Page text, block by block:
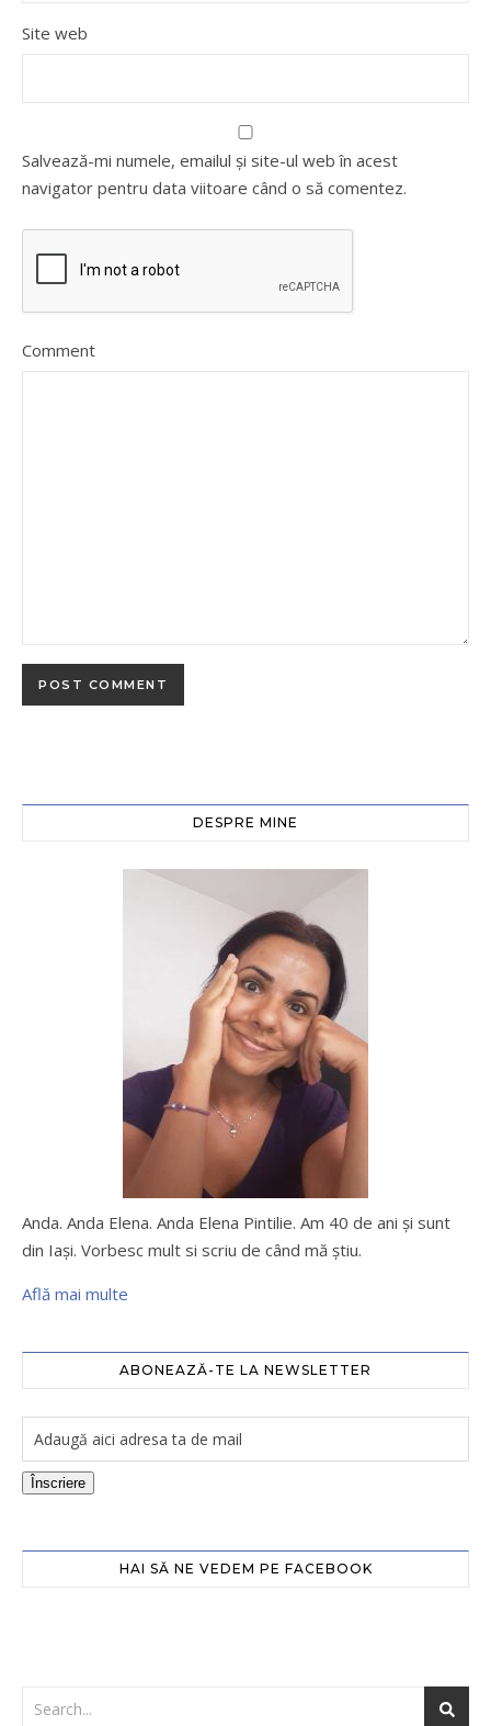
Site web
Salvează-mi numele, emailul și site-ul web în acest
navigator pentru data viitoare când o să comentez.
Comment
DESPRE MINE
Anda. Anda Elena. Anda Elena Pintilie. Am 40 de ani şi sunt
din Iaşi. Vorbesc mult si scriu de când mă ştiu.
Află mai multe
ABONEAZĂ-TE LA NEWSLETTER
Înscriere
HAI SĂ NE VEDEM PE FACEBOOK